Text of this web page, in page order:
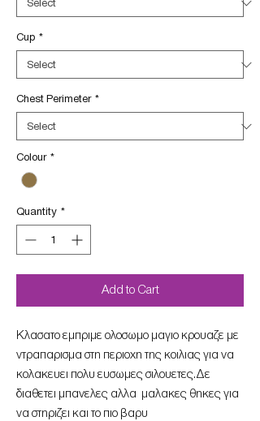
Cup *
Chest Perimeter *
Colour *
Quantity *
Add to Cart
Kλασατο εμπριμε ολοσωμο μαγιο κρουαζε με
ντραπαρισμα στη περιοχη της κοιλιας για να
κολακευει πολυ ευσωμες σιλουετες.Δε
διαθετει μπανελες αλλα μαλακες θηκες για
να στηριζει και το πιο βαρυ